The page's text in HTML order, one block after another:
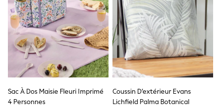
Sweatshirts & Hoodies
Knitwear
Trousers & Leggings
Sets & Outfits
Tops
Nightwear & Pyjamas
Jumpsuits & Playsuits
Jeans
Shirts & Blouses
Swimwear
Sportswear
Dungarees
Sac À Dos Maisie Fleuri Imprimé
4 Personnes
Coussin D’extérieur Evans
Lichfield Palma Botanical